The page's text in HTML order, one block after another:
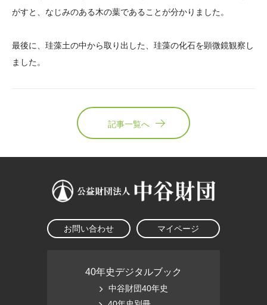
がすと、なじみのある木の葉であることが分かりました。
最後に、珪藻土の中から取り出した、珪藻の化石を顕微鏡観察し
ました。
記事一覧へ
お問い合わせ マイページ
40年史デジタルブック
中谷財団40年史